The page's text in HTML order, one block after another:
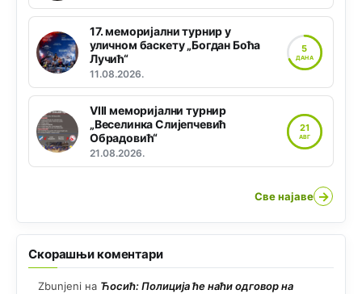
17. меморијални турнир у
уличном баскету „Богдан Боћа
Лучић“
11.08.2026.
5
ДАНА
VIII меморијални турнир
„Веселинка Слијепчевић
Обрадовић“
21.08.2026.
21
АВГ
Све најаве →
Скорашњи коментари
Zbunjeni на Ћосић: Полиција ће наћи одговор на